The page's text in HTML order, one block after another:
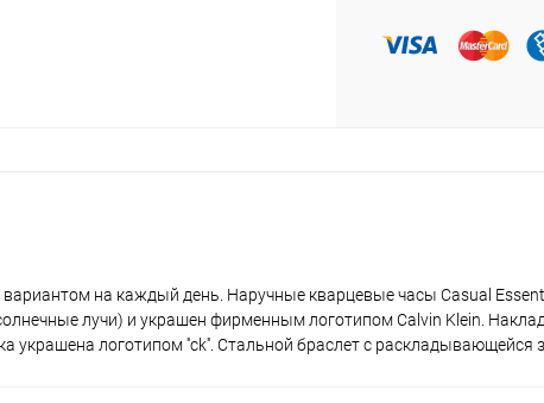
на каждый день. Наручные кварцевые часы Casual
лучи) и украшен фирменным логотипом Calvin Klein.
логотипом ''ck''. Стальной браслет с раскладывающейся